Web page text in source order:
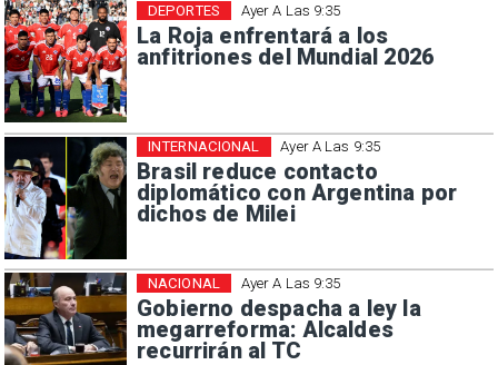
Ayer A Las 9:35
La Roja enfrentará a los
anfitriones del Mundial 2026
DEPORTES
Ayer A Las 9:35
Brasil reduce contacto
diplomático con Argentina por
dichos de Milei
INTERNACIONAL
Ayer A Las 9:35
Gobierno despacha a ley la
megarreforma: Alcaldes
recurrirán al TC
NACIONAL